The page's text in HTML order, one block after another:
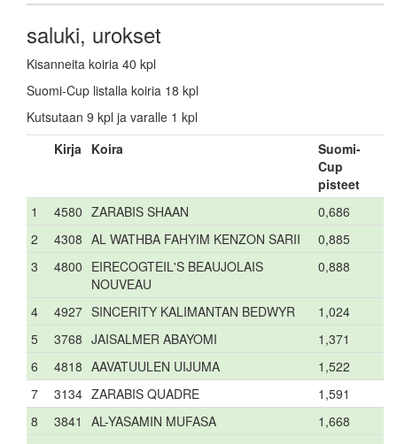
saluki, urokset
Kisanneita koiria 40 kpl
Suomi-Cup listalla koiria 18 kpl
Kutsutaan 9 kpl ja varalle 1 kpl
Kirja Koira
Suomi-
Cup
pisteet
1
4580 ZARABIS SHAAN
0,686
2
4308 AL WATHBA FAHYIM KENZON SARII
0,885
3
4800 EIRECOGTEIL'S BEAUJOLAIS
NOUVEAU
0,888
4 4927 SINCERITY KALIMANTAN BEDWYR
1,024
5
3768 JAISALMER ABAYOMI
1,371
6
4818 AAVATUULEN UIJUMA
1,522
7
3134 ZARABIS QUADRE
1,591
8
3841 AL-YASAMIN MUFASA
1,668